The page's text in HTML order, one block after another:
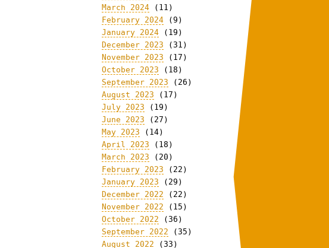
March 2024 (11)
February 2024 (9)
January 2024 (19)
December 2023 (31)
November 2023 (17)
October 2023 (18)
September 2023 (26)
August 2023 (17)
July 2023 (19)
June 2023 (27)
May 2023 (14)
April 2023 (18)
March 2023 (20)
February 2023 (22)
January 2023 (29)
December 2022 (22)
November 2022 (15)
October 2022 (36)
September 2022 (35)
August 2022 (33)